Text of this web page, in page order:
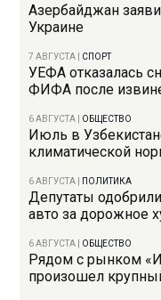
Азербайджан
Украине
7 АВГУСТА СПОРТ
УЕФА отказалась
ФИФА после
6 АВГУСТА ОБЩЕСТВО
Июль в
климатической
6 АВГУСТА ПОЛИТИКА
Депутаты
авто за дорожное
6 АВГУСТА ОБЩЕСТВО
Рядом с рынком
произошел